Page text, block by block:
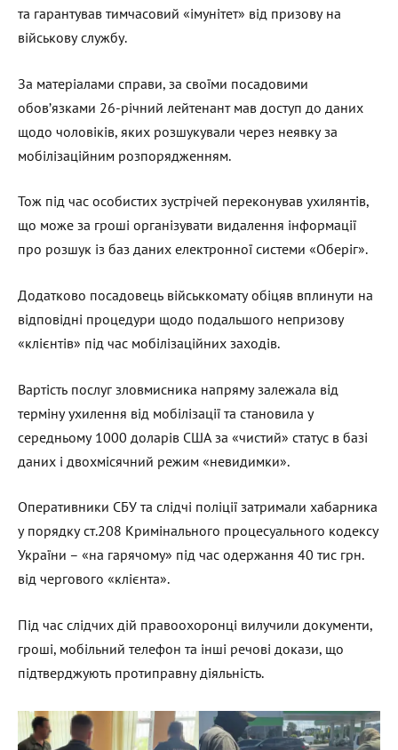
та гарантував тимчасовий «імунітет» від призову на
військову службу.
За матеріалами справи, за своїми посадовими
обов’язками 26-річний лейтенант мав доступ до даних
щодо чоловіків, яких розшукували через неявку за
мобілізаційним розпорядженням.
Тож під час особистих зустрічей переконував ухилянтів,
що може за гроші організувати видалення інформації
про розшук із баз даних електронної системи «Оберіг».
Додатково посадовець військкомату обіцяв вплинути на
відповідні процедури щодо подальшого непризову
«клієнтів» під час мобілізаційних заходів.
Вартість послуг зловмисника напряму залежала від
терміну ухилення від мобілізації та становила у
середньому 1000 доларів США за «чистий» статус в базі
даних і двохмісячний режим «невидимки».
Оперативники СБУ та слідчі поліції затримали хабарника
у порядку ст.208 Кримінального процесуального кодексу
України – «на гарячому» під час одержання 40 тис грн.
від чергового «клієнта».
Під час слідчих дій правоохоронці вилучили документи,
гроші, мобільний телефон та інші речові докази, що
підтверджують протиправну діяльність.